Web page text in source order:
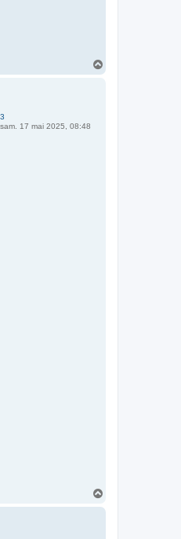
sam. 17 mai 2025, 08:48